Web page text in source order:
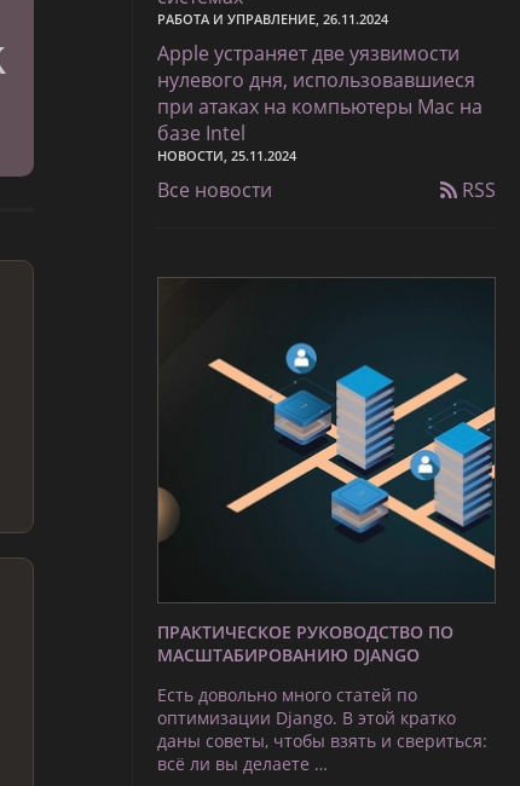
РАБОТА И УПРАВЛЕНИЕ, 26.11.2024
Apple устраняет две уязвимости
нулевого дня, использовавшиеся
при атаках на компьютеры Mac на
базе Intel
НОВОСТИ, 25.11.2024
Все новости RSS
ПРАКТИЧЕСКОЕ РУКОВОДСТВО ПО
МАСШТАБИРОВАНИЮ DJANGO
Есть довольно много статей по
оптимизации Django. В этой кратко
даны советы, чтобы взять и свериться:
всё ли вы делаете …